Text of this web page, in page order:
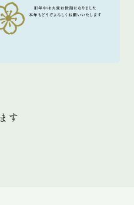
す